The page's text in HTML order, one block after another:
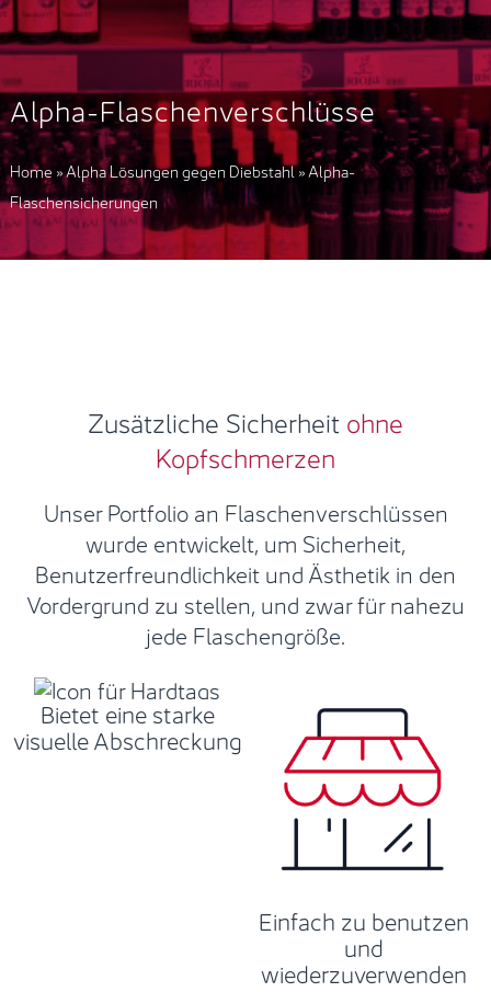
Alpha-Flaschenverschlüsse
Home »Alpha Lösungen gegen Diebstahl»Alpha-
Flaschensicherungen
Zusätzliche Sicherheit ohne
Kopfschmerzen
Unser Portfolio an Flaschenverschlüssen
wurde entwickelt, um Sicherheit,
Benutzerfreundlichkeit und Ästhetik in den
Vordergrund zu stellen, und zwar für nahezu
jede Flaschengröße.
Bietet eine starke
visuelle Abschreckung
Einfach zu benutzen
und
wiederzuverwenden